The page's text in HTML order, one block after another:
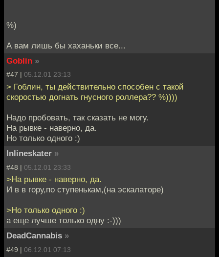
%)
А вам лишь бы хаханьки все...
Goblin »
#47 | 05.12.01 23:13
> Гоблин, ты действительно способен с такой
скоростью догнать гнусного роллера?? %))))
Надо пробовать, так сказать не могу.
На рывке - наверно, да.
Но только одного :)
Inlineskater »
#48 | 05.12.01 23:33
>На рывке - наверно, да.
И в в гору,по ступенькам,(на эскалаторе)
>Но только одного :)
а еще лучше только одну :-)))
DeadCannabis »
#49 | 06.12.01 07:13